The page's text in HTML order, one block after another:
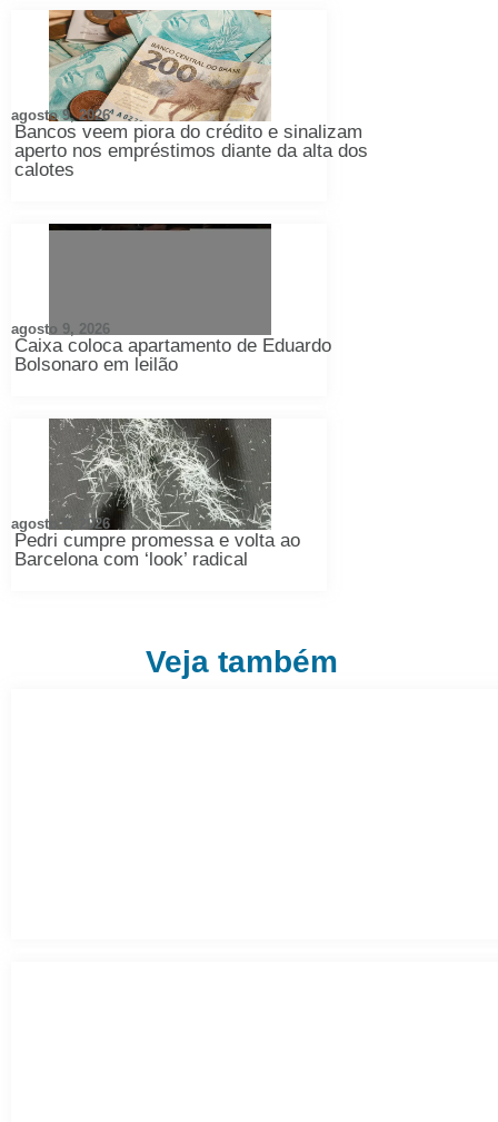
Bancos veem piora do crédito e sinalizam
aperto nos empréstimos diante da alta dos
calotes
agosto 9, 2026
Caixa coloca apartamento de Eduardo
Bolsonaro em leilão
agosto 9, 2026
Pedri cumpre promessa e volta ao
Barcelona com ‘look’ radical
agosto 9, 2026
Veja também